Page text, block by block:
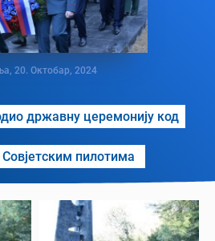
20. Октобар, 2024
државну церемонију код
пилотима